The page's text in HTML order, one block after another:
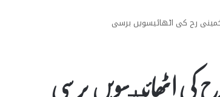
رح کی اٹھائيسویں برسی